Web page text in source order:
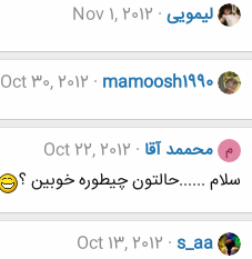
لیمویی Nov 1, 2012
mamoosh1990
Oct 30, 2012
م محممد آقا Oct 22, 2012
سلام ......حالتون چیطوره خوبین ؟
s_aa
Oct 13, 2012